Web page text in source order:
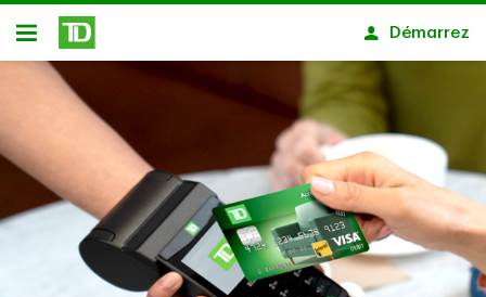
Passer au contenu principal
Ouvert
Démarrez